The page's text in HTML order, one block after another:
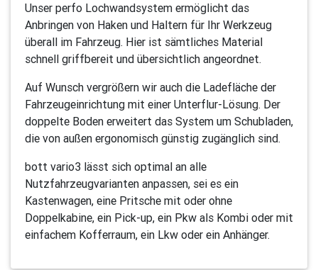
Unser perfo Lochwandsystem ermöglicht das
Anbringen von Haken und Haltern für Ihr Werkzeug
überall im Fahrzeug. Hier ist sämtliches Material
schnell griffbereit und übersichtlich angeordnet.
Auf Wunsch vergrößern wir auch die Ladefläche der
Fahrzeugeinrichtung mit einer Unterflur-Lösung. Der
doppelte Boden erweitert das System um Schubladen,
die von außen ergonomisch günstig zugänglich sind.
bott vario3 lässt sich optimal an alle
Nutzfahrzeugvarianten anpassen, sei es ein
Kastenwagen, eine Pritsche mit oder ohne
Doppelkabine, ein Pick-up, ein Pkw als Kombi oder mit
einfachem Kofferraum, ein Lkw oder ein Anhänger.